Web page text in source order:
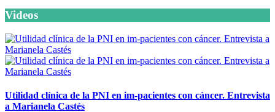
Videos
Utilidad clínica de la PNI en im-pacientes con cáncer. Entrevista
a Marianela Castés